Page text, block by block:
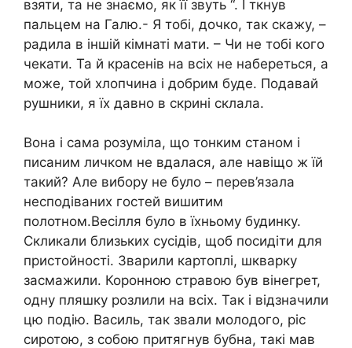
взяти, та не знаємо, як її звуть “. І ткнув
пальцем на Галю.- Я тобі, дочко, так скажу, –
радила в іншій кімнаті мати. – Чи не тобі кого
чекати. Та й красенів на всіх не набереться, а
може, той хлопчина і добрим буде. Подавай
рушники, я їх давно в скрині склала.
Вона і сама розуміла, що тонким станом і
писаним личком не вдалася, але навіщо ж їй
такий? Але вибору не було – перев’язала
несподіваних гостей вишитим
полотном.Весілля було в їхньому будинку.
Скликали близьких сусідів, щоб посидіти для
пристойності. Зварили картоплі, шкварку
засмажили. Коронною стравою був вінегрет,
одну пляшку розлили на всіх. Так і відзначили
цю подію. Василь, так звали молодого, ріс
сиротою, з собою притягнув бубна, такі мав